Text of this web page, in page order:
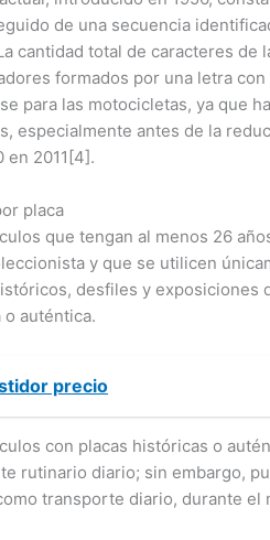
de una secuencia
cantidad total de caracteres de
formados por una letra
para las motocicletas, ya que
especialmente antes de la
en 2011[4].
placa
que tengan al menos 26
y que se utilicen
desfiles y exposiciones
auténtica.
precio
con placas históricas o
rutinario diario; sin embargo,
transporte diario, durante el